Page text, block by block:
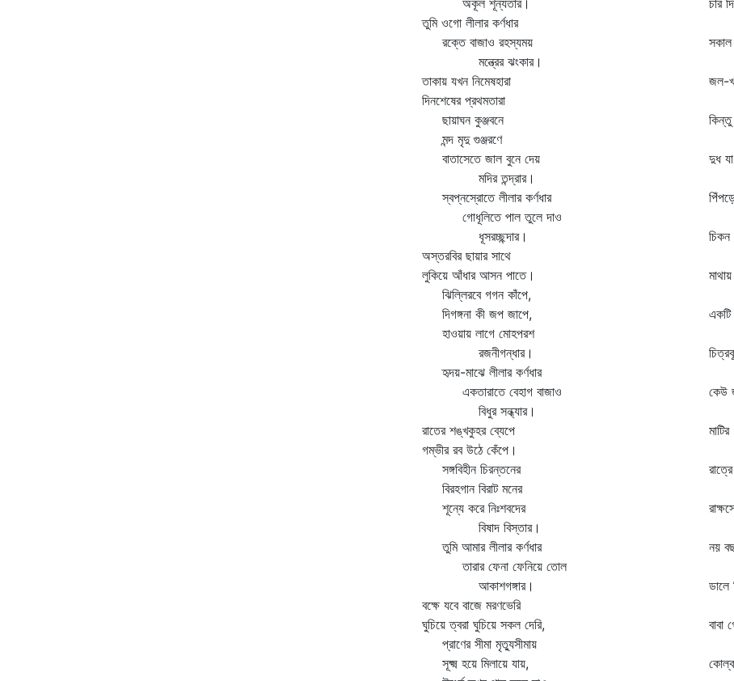
অকূল শূন্যতার।
তুমি ওগো লীলার কর্ণধার
রক্তে বাজাও রহস্যময়
মন্ত্রের ঝংকার।
তাকায় যখন নিমেষহারা
দিনশেষের প্রথমতারা
ছায়াঘন কুঞ্জবনে
মন্দ মৃদু গুঞ্জরণে
বাতাসেতে জাল বুনে দেয়
মদির তন্দ্রার।
স্বপ্নস্রোতে লীলার কর্ণধার
গোধূলিতে পাল তুলে দাও
ধূসরচ্ছন্দার।
অস্তরবির ছায়ার সাথে
লুকিয়ে আঁধার আসন পাতে।
ঝিল্লিরবে গগন কাঁপে,
দিগঙ্গনা কী জপ জাপে,
হাওয়ায় লাগে মোহপরশ
রজনীগন্ধার।
হৃদয়-মাঝে লীলার কর্ণধার
একতারাতে বেহাগ বাজাও
বিধুর সন্ধ্যার।
রাতের শঙ্খকুহর ব্যেপে
গম্ভীর রব উঠে কেঁপে।
সঙ্গবিহীন চিরন্তনের
বিরহগান বিরাট মনের
শূন্যে করে নিঃশবদের
বিষাদ বিস্তার।
তুমি আমার লীলার কর্ণধার
তারার ফেনা ফেনিয়ে তোল
আকাশগঙ্গার।
বক্ষে যবে বাজে মরণভেরি
ঘুচিয়ে ত্বরা ঘুচিয়ে সকল দেরি,
প্রাণের সীমা মৃত্যুসীমায়
সূক্ষ্ম হয়ে মিলায়ে যায়,
চার
সকাল
জল-
কিন্তু
দুধ
চিকন
কেউ
নয়
ডালে
বাবা